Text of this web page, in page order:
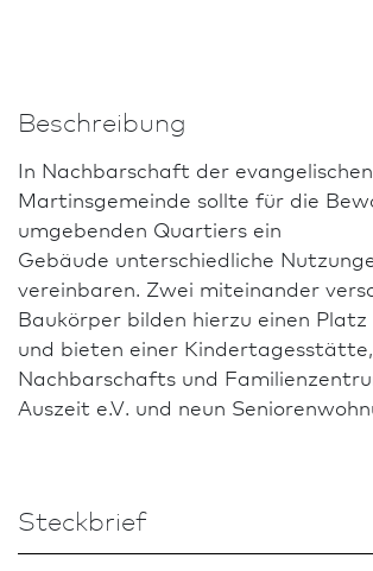
Beschreibung
In Nachbarschaft der evangelischen
Martinsgemeinde sollte für die
umgebenden Quar­tiers ein
Gebäude unterschiedliche
vereinbaren. Zwei mit­ein­ander
Baukörper bilden hierzu einen Platz
und bieten einer
Nachbarschafts und
Auszeit e.V. und neun
Steckbrief